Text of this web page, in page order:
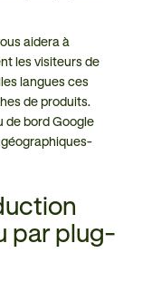
aidera à
les visiteurs de
langues ces
de produits.
de bord Google
par plug-